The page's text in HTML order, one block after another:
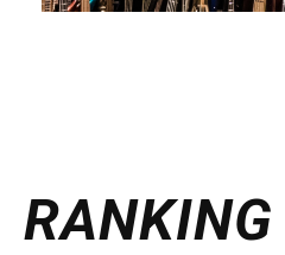
RANKING